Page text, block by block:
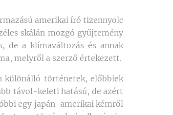
amerikai író tizennyolc
skálán mozgó gyűjtemény
de a klímaváltozás és annak
melyről a szerző értekezett.
különálló történetek, előbbiek
távol-keleti hatású, de azért
egy japán-amerikai kémről